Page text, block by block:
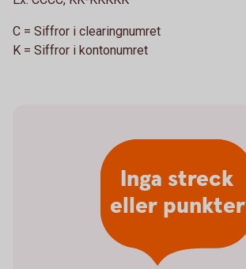
C = Siffror i clearingnumret
K = Siffror i kontonumret
Inga streck
eller punkter